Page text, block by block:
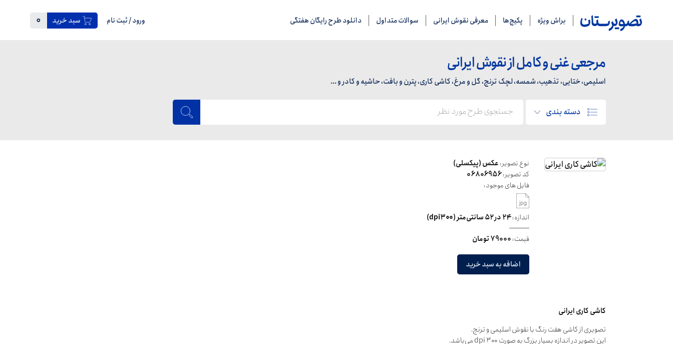
براش ویژه پکیج‌ها معرفی نقوش ایرانی سوالات متداول دانلود طرح رایگان هفتگی سبد خرید 0 ورود/ثبت نام
مرجعی غنی و کامل از نقوش ایرانی
اسلیمی، ختایی، تذهیب، شمسه، لچک ترنج، گل و مرغ، کاشی کاری، پترن و بافت، حاشیه و کادر و ...
دسته بندی
نوع تصویر:عکس (پیکسلی)
کد تصویر:06806956
فایل های موجود:
اندازه:۲۴ در ۵۲ سانتی‌متر (dpi۳۰۰)
قیمت:79000 تومان
اضافه به سبد خرید
کاشی کاری ایرانی
تصویری از کاشی هفت رنگ با نقوش اسلیمی و ترنج.
این تصویر در اندازه بسیار بزرگ به صورت dpi ۳۰۰ می‌باشد.